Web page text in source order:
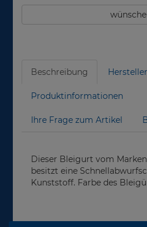
Beschreibung
Produktinformationen
Ihre Frage zum Artikel
Dieser Bleigurt vom
besitzt eine
Kunststoff. Farbe des